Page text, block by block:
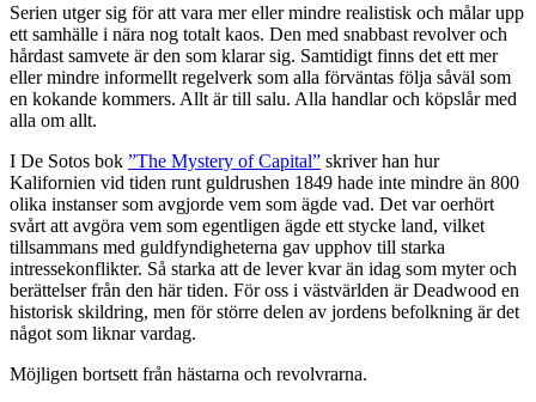
Serien utger sig för att vara mer eller mindre realistisk och målar upp
ett samhälle i nära nog totalt kaos. Den med snabbast revolver och
hårdast samvete är den som klarar sig. Samtidigt finns det ett mer
eller mindre informellt regelverk som alla förväntas följa såväl som
en kokande kommers. Allt är till salu. Alla handlar och köpslår med
alla om allt.
I De Sotos bok ”The Mystery of Capital” skriver han hur
Kalifornien vid tiden runt guldrushen 1849 hade inte mindre än 800
olika instanser som avgjorde vem som ägde vad. Det var oerhört
svårt att avgöra vem som egentligen ägde ett stycke land, vilket
tillsammans med guldfyndigheterna gav upphov till starka
intressekonflikter. Så starka att de lever kvar än idag som myter och
berättelser från den här tiden. För oss i västvärlden är Deadwood en
historisk skildring, men för större delen av jordens befolkning är det
något som liknar vardag.
Möjligen bortsett från hästarna och revolvrarna.